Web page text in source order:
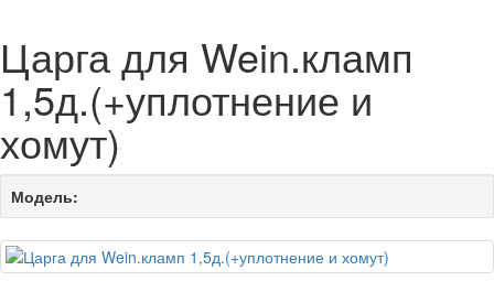
Царга для Wein.кламп
1,5д.(+уплотнение и
хомут)
Модель: